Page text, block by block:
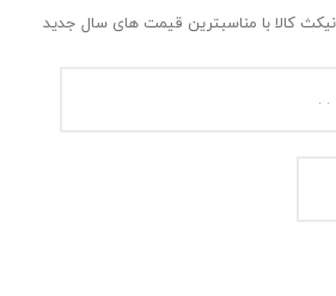
کالا با مناسبترین قیمت های سال جدید